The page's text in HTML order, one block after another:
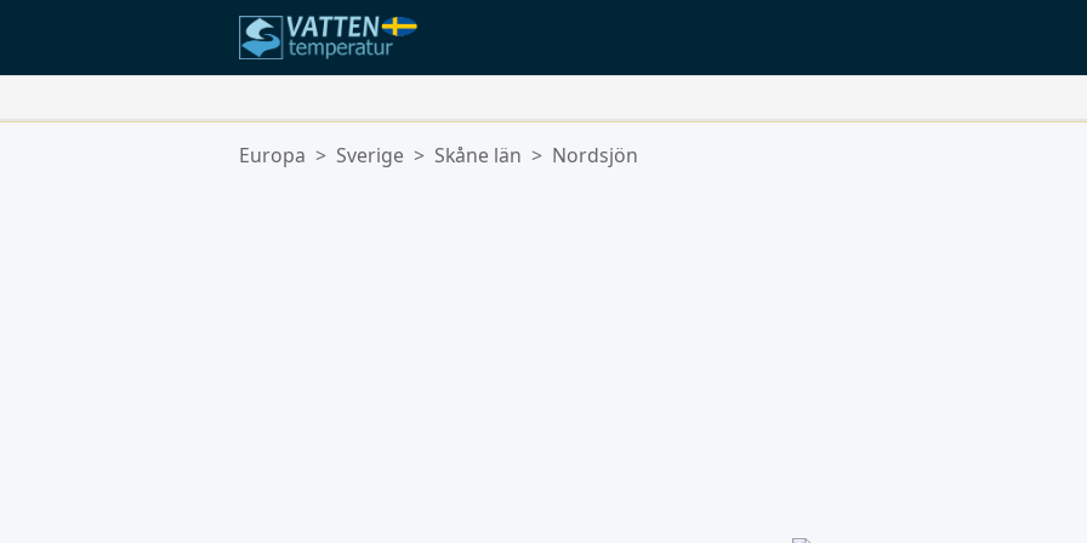
Dina Favoritplatser:
Europa > Sverige > Skåne län > Nordsjön